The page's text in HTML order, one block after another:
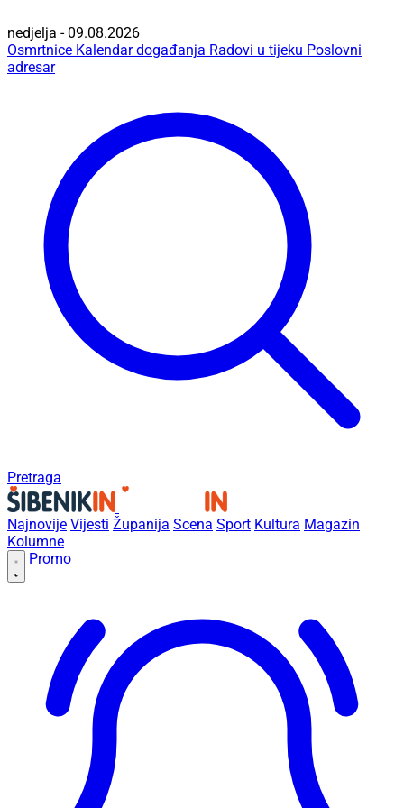
nedjelja - 09.08.2026
Osmrtnice Kalendar događanja Radovi u tijeku Poslovni
adresar
Pretraga
Najnovije Vijesti Županija Scena Sport Kultura Magazin
Kolumne
Promo